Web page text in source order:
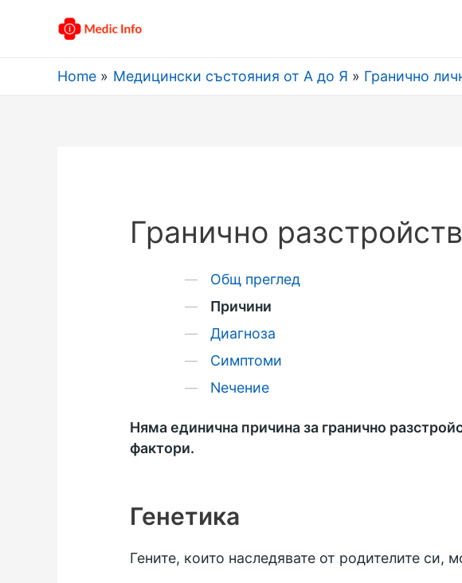
Home Медицински състояния от А до Я Гранично
Гранично
Общ преглед
Причини
Диагноза
Симптоми
Nечение
Няма единична причина за гранично
фактори.
Генетика
Гените, които наследявате от родителите